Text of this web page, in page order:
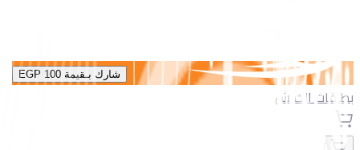
شارك بـقيمة EGP 100
بطاقات الخدش